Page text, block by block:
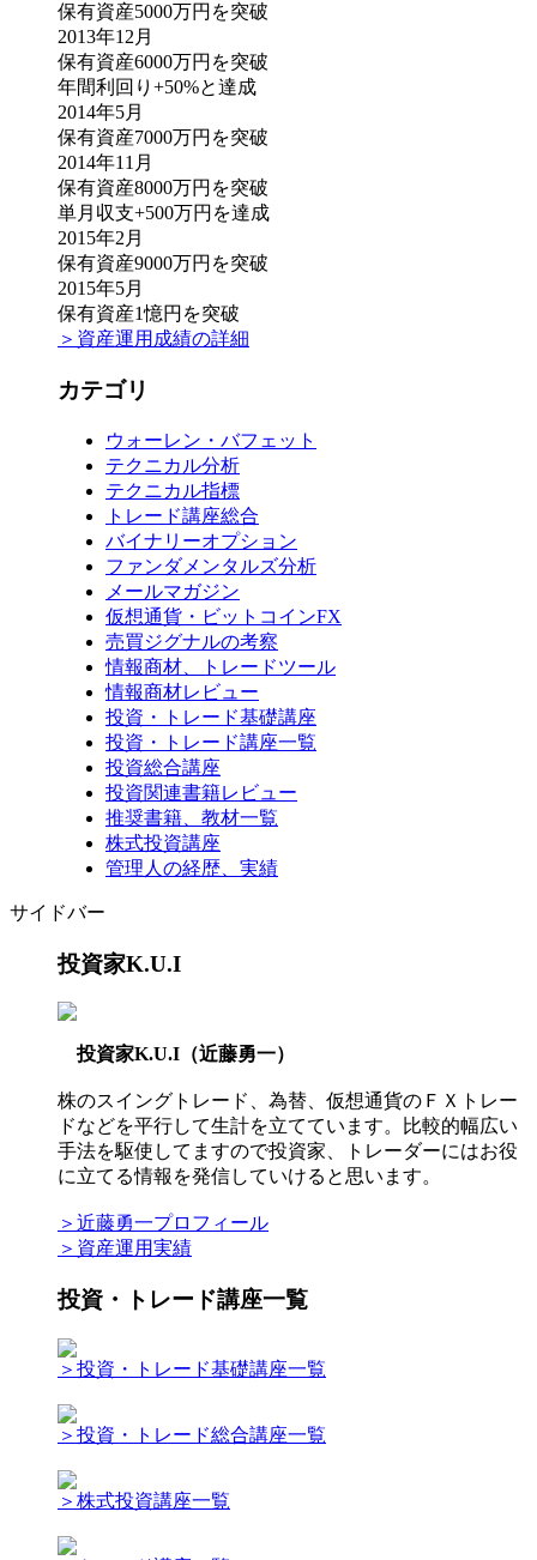
保有資産5000万円を突破
2013年12月
保有資産6000万円を突破
年間利回り+50%と達成
2014年5月
保有資産7000万円を突破
2014年11月
保有資産8000万円を突破
単月収支+500万円を達成
2015年2月
保有資産9000万円を突破
2015年5月
保有資産1憶円を突破
＞資産運用成績の詳細
カテゴリ
ウォーレン・バフェット
テクニカル分析
テクニカル指標
トレード講座総合
バイナリーオプション
ファンダメンタルズ分析
メールマガジン
仮想通貨・ビットコインFX
売買ジグナルの考察
情報商材、トレードツール
情報商材レビュー
投資・トレード基礎講座
投資・トレード講座一覧
投資総合講座
投資関連書籍レビュー
推奨書籍、教材一覧
株式投資講座
管理人の経歴、実績
サイドバー
投資家K.U.I
投資家K.U.I（近藤勇一）
株のスイングトレード、為替、仮想通貨のＦＸトレー
ドなどを平行して生計を立てています。比較的幅広い
手法を駆使してますので投資家、トレーダーにはお役
に立てる情報を発信していけると思います。
＞近藤勇一プロフィール
＞資産運用実績
投資・トレード講座一覧
＞投資・トレード基礎講座一覧
＞投資・トレード総合講座一覧
＞株式投資講座一覧